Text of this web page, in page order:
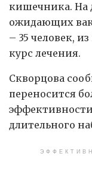
кишечника. На
ожидающих
– 35 человек,
курс лечения.
Скворцова
переносится
длительного